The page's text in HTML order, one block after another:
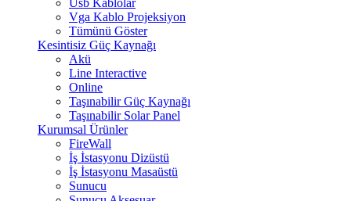
Usb Kablolar
Vga Kablo Projeksiyon
Tümünü Göster
Kesintisiz Güç Kaynağı
Akü
Line Interactive
Online
Taşınabilir Güç Kaynağı
Taşınabilir Solar Panel
Kurumsal Ürünler
FireWall
İş İstasyonu Dizüstü
İş İstasyonu Masaüstü
Sunucu